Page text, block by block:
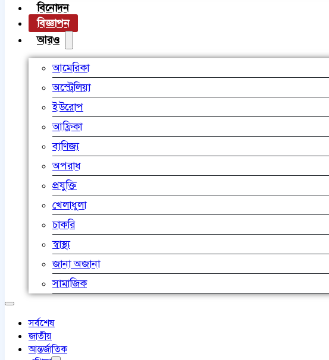
বিনোদন
বিজ্ঞাপন
আরও
আমেরিকা
অস্ট্রেলিয়া
ইউরোপ
আফ্রিকা
বাণিজ্য
অপরাধ
প্রযুক্তি
খেলাধুলা
চাকরি
স্বাস্থ্য
জানা অজানা
সামাজিক
সর্বশেষ
জাতীয়
আন্তর্জাতিক